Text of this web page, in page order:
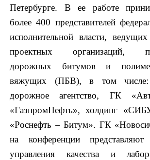
Петербурге. В ее работе
более 400 представителей
исполнительной власти,
проектных организаций,
дорожных битумов и
вяжущих (ПБВ), в том числе:
дорожное агентство, ГК
«ГазпромНефть», холдинг
«Роснефть – Битум». ГК
на конференции представляют
управления качества и